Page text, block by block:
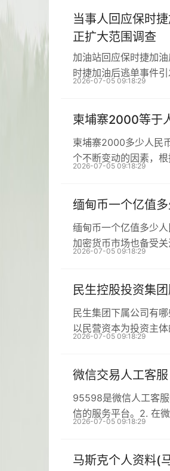
当事人回应保时
正扩大范围调查
加油站回应保时捷加
时捷加油后逃单事件
2026-07-05 09:18:29
柬埔寨2000等于
柬埔寨2000多少人民
个不断变动的因素，
2026-07-05 09:18:29
缅甸币一个亿值多
缅甸币一个亿值多少
加密货币市场也备受
2026-07-05 09:18:29
民生控股投资集
民生集团下属公司有
以民营资本为投资主
2026-07-05 09:18:29
微信交易人工客
95598是微信人工客
信的服务平台。2. 在
2026-07-05 09:18:29
马斯克个人资料(